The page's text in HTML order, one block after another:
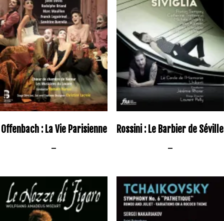
Offenbach : La Vie Parisienne
–
Rossini : Le Barbier de Séville
–